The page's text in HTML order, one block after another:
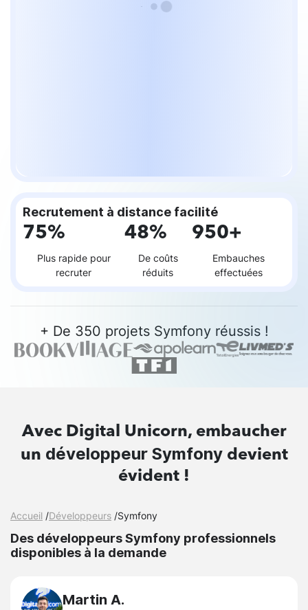
Recrutement à distance facilité
75%
Plus rapide pour
recruter
48%
De coûts
réduits
950+
Embauches
effectuées
+ De 350 projets Symfony réussis !
Avec Digital Unicorn, embaucher
un développeur Symfonydevient
évident !
Accueil /Développeurs /Symfony
Des développeurs Symfony professionnels
disponibles à la demande
Martin A.